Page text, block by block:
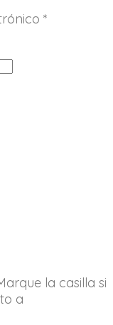
*
la casilla si
a